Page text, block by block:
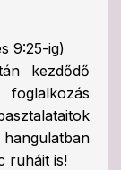
9:25-ig)
kezdődő
ruháit is!